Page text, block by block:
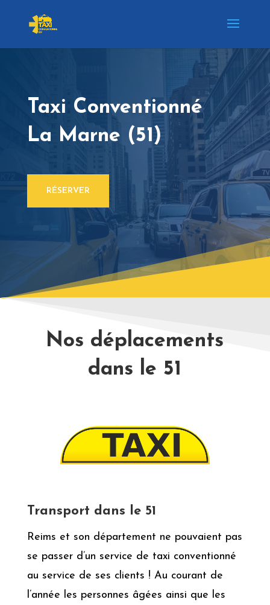
Taxi Conventionné
La Marne (51)
RÉSERVER
Nos déplacements
dans le 51
Transport dans le 51
Reims et son département ne pouvaient pas
se passer d’un service de taxi conventionné
au service de ses clients ! Au courant de
l’année les personnes âgées ainsi que les